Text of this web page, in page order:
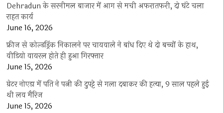
Dehradun के सरनीमल बाजार में आग से मची अफरातफरी, दो घंटे चला
राहत कार्य
June 16, 2026
फ्रीज से कोल्डड्रिंक निकालने पर चायवाले ने बांध दिए थे दो बच्चों के हाथ,
वीडियो वायरल होते ही हुआ गिरफ्तार
June 15, 2026
ग्रेटर नोएडा में पति ने पत्नी की दुपट्टे से गला दबाकर की हत्या, 9 साल पहले हुई
थी लव मैरिज
June 15, 2026